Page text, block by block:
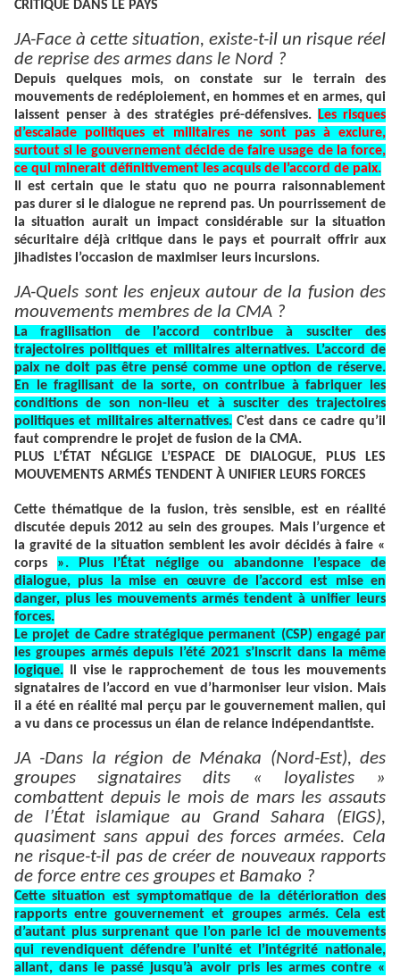
CRITIQUE DANS LE PAYS
JA-Face à cette situation, existe-t-il un risque réel
de reprise des armes dans le Nord ?
Depuis quelques mois, on constate sur le terrain des
mouvements de redéploiement, en hommes et en armes, qui
laissent penser à des stratégies pré-défensives.
Les risques
d’escalade politiques et militaires ne sont pas à exclure,
surtout si le gouvernement décide de faire usage de la force,
ce qui minerait définitivement les acquis de l’accord de paix.
Il est certain que le statu quo ne pourra raisonnablement
pas durer si le dialogue ne reprend pas. Un pourrissement de
la situation aurait un impact considérable sur la situation
sécuritaire déjà critique dans le pays et pourrait offrir aux
jihadistes l’occasion de maximiser leurs incursions.
JA-Quels sont les enjeux autour de la fusion des
mouvements membres de la CMA ?
La fragilisation de l’accord contribue à susciter des
trajectoires politiques et militaires alternatives. L’accord de
paix ne doit pas être pensé comme une option de réserve.
En le fragilisant de la sorte, on contribue à fabriquer les
conditions de son non-lieu et à susciter des trajectoires
politiques et militaires alternatives.C’est dans ce cadre qu’il
faut comprendre le projet de fusion de la CMA.
PLUS L’ÉTAT NÉGLIGE L’ESPACE DE DIALOGUE, PLUS LES
MOUVEMENTS ARMÉS TENDENT À UNIFIER LEURS FORCES
Cette thématique de la fusion, très sensible, est en réalité
discutée depuis 2012 au sein des groupes. Mais l’urgence et
la gravité de la situation semblent les avoir décidés à faire «
corps ». Plus l’État néglige ou abandonne l’espace de
dialogue, plus la mise en œuvre de l’accord est mise en
danger, plus les mouvements armés tendent à unifier leurs
forces.
Le projet de Cadre stratégique permanent (CSP) engagé par
les groupes armés depuis l’été 2021 s’inscrit dans la même
logique. Il vise le rapprochement de tous les mouvements
signataires de l’accord en vue d’harmoniser leur vision. Mais
il a été en réalité mal perçu par le gouvernement malien, qui
a vu dans ce processus un élan de relance indépendantiste.
JA -Dans la région de Ménaka (Nord-Est), des
groupes signataires dits « loyalistes »
combattent depuis le mois de mars les assauts
de l’État islamique au Grand Sahara (EIGS),
quasiment sans appui des forces armées. Cela
ne risque-t-il pas de créer de nouveaux rapports
de force entre ces groupes et Bamako ?
Cette situation est symptomatique de la détérioration des
rapports entre gouvernement et groupes armés. Cela est
d’autant plus surprenant que l’on parle ici de mouvements
qui revendiquent défendre l’unité et l’intégrité nationale,
allant, dans le passé jusqu’à avoir pris les armes contre «